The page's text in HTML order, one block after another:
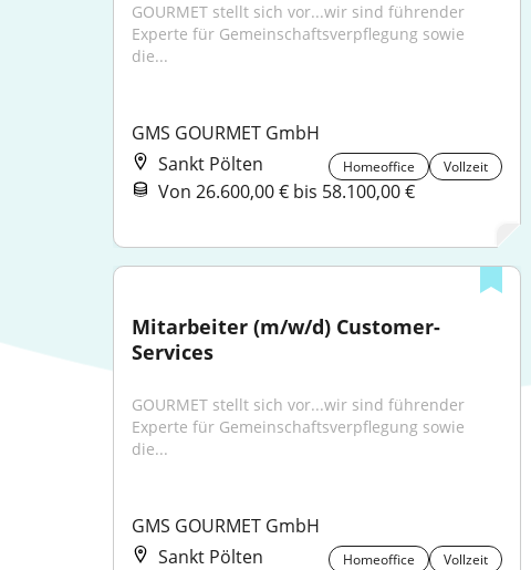
GOURMET stellt sich vor...wir sind führender
Experte für Gemeinschaftsverpflegung sowie
die...
GMS GOURMET GmbH
Sankt Pölten
Homeoffice Vollzeit
Von 26.600,00 € bis 58.100,00 €
Mitarbeiter (m/w/d) Customer-
Services
GOURMET stellt sich vor...wir sind führender
Experte für Gemeinschaftsverpflegung sowie
die...
GMS GOURMET GmbH
Sankt Pölten
Homeoffice Vollzeit